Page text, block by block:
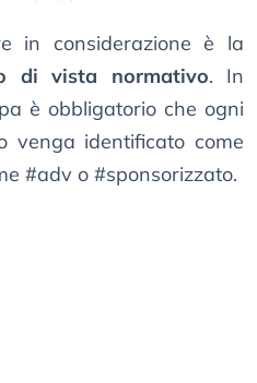
in considerazione è la
di vista normativo. In
è obbligatorio che ogni
venga identificato come
#adv o #sponsorizzato.